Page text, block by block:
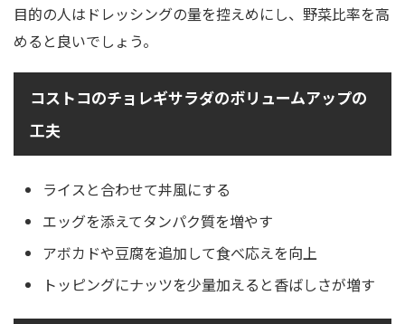
目的の人はドレッシングの量を控えめにし、野菜比率を高
めると良いでしょう。
コストコのチョレギサラダのボリュームアップの
工夫
ライスと合わせて丼風にする
エッグを添えてタンパク質を増やす
アボカドや豆腐を追加して食べ応えを向上
トッピングにナッツを少量加えると香ばしさが増す